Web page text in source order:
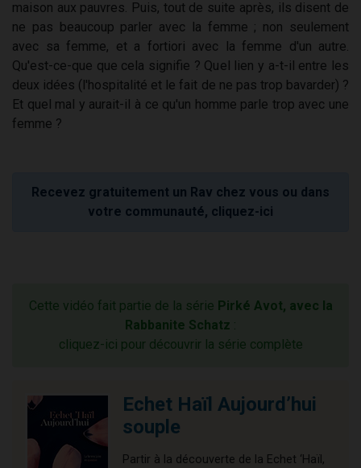
maison aux pauvres. Puis, tout de suite après, ils disent de
ne pas beaucoup parler avec la femme ; non seulement
avec sa femme, et a fortiori avec la femme d'un autre.
Qu'est-ce-que que cela signifie ? Quel lien y a-t-il entre les
deux idées (l'hospitalité et le fait de ne pas trop bavarder) ?
Et quel mal y aurait-il à ce qu'un homme parle trop avec une
femme ?
Recevez gratuitement un Rav chez vous ou dans
votre communauté, cliquez-ici
Cette vidéo fait partie de la série Pirké Avot, avec la
Rabbanite Schatz :
cliquez-ici pour découvrir la série complète
Echet Haïl Aujourd’hui
souple
Partir à la découverte de la Echet ‘Haïl,